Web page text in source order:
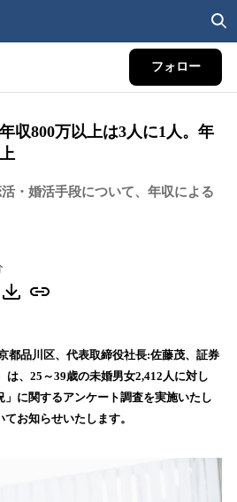
フォロー
収800万以上は3人に1人。年
・婚活手段について、年収による
都品川区、代表取締役社長:佐藤茂、証券
は、25～39歳の未婚男女2,412人に対し
に関するアンケート調査を実施いたし
お知らせいたします。